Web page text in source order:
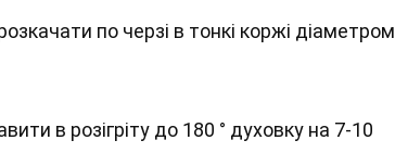
по черзі в тонкі коржі діаметром
в розігріту до 180 ° духовку на 7-10